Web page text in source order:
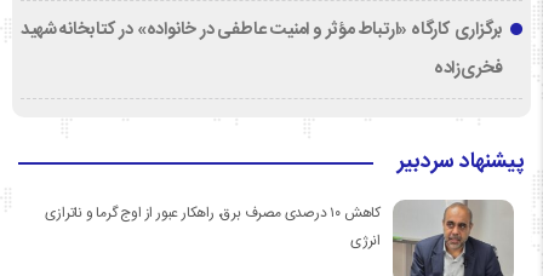
برگزاری کارگاه «ارتباط مؤثر و امنیت عاطفی در خانواده» در کتابخانه شهید
فخری‌زاده
پیشنهاد سردبیر
کاهش ۱۰ درصدی مصرف برق، راهکار عبور از اوج گرما و ناترازی
انرژی